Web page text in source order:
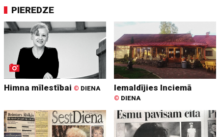
PIEREDZE
Himna mīlestībai © DIENA Iemaldījies Inciemā
© DIENA